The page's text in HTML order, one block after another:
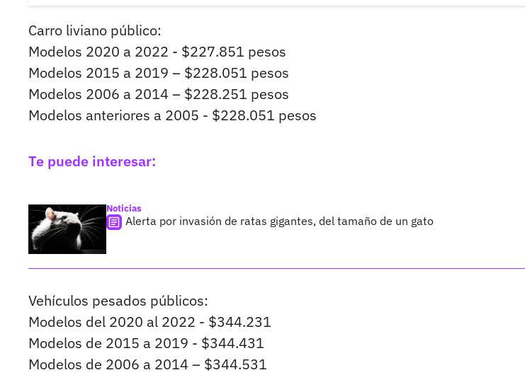
Carro liviano público:
Modelos 2020 a 2022 - $227.851 pesos
Modelos 2015 a 2019 – $228.051 pesos
Modelos 2006 a 2014 – $228.251 pesos
Modelos anteriores a 2005 - $228.051 pesos
Te puede interesar:
Noticias
Alerta por invasión de ratas gigantes, del tamaño de un gato
Vehículos pesados públicos:
Modelos del 2020 al 2022 - $344.231
Modelos de 2015 a 2019 - $344.431
Modelos de 2006 a 2014 – $344.531